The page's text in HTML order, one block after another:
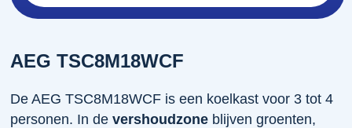
AEG TSC8M18WCF
De AEG TSC8M18WCF is een koelkast voor 3 tot 4
personen. In devershoudzone blijven groenten,